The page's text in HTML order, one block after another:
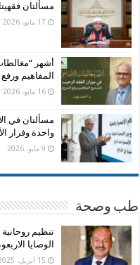
مسألتان
17 مايو، 2026
أشهر
المفاهيم
16 مايو، 2026
مسألتان في
واحدة وفرار
9 مايو، 2026
طب وصحة
تنظيم
الوصايا
15 أبريل، 2025